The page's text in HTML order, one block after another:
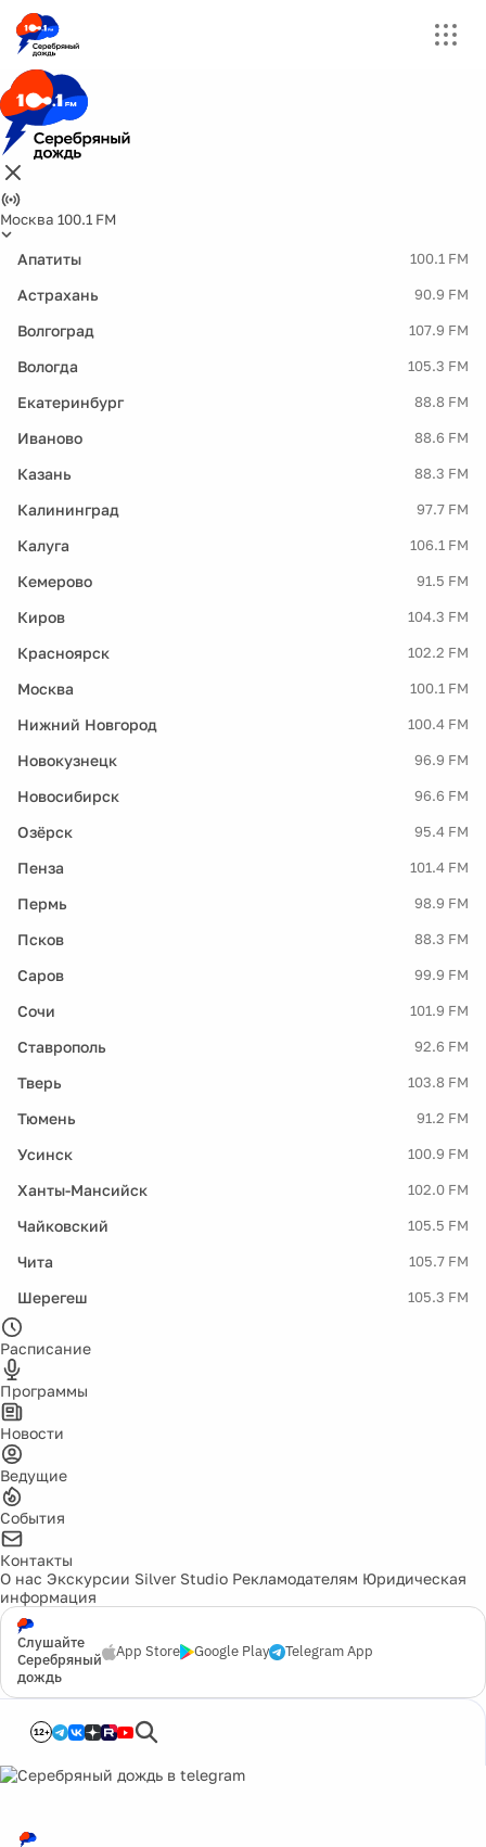
Москва 100.1 FM
Апатиты 100.1 FM
Астрахань 90.9 FM
Волгоград 107.9 FM
Вологда 105.3 FM
Екатеринбург 88.8 FM
Иваново 88.6 FM
Казань 88.3 FM
Калининград 97.7 FM
Калуга 106.1 FM
Кемерово 91.5 FM
Киров 104.3 FM
Красноярск 102.2 FM
Москва 100.1 FM
Нижний Новгород 100.4 FM
Новокузнецк 96.9 FM
Новосибирск 96.6 FM
Озёрск 95.4 FM
Пенза 101.4 FM
Пермь 98.9 FM
Псков 88.3 FM
Саров 99.9 FM
Сочи 101.9 FM
Ставрополь 92.6 FM
Тверь 103.8 FM
Тюмень 91.2 FM
Усинск 100.9 FM
Ханты-Мансийск 102.0 FM
Чайковский 105.5 FM
Чита 105.7 FM
Шерегеш 105.3 FM
Расписание
Программы
Новости
Ведущие
События
Контакты
О нас Экскурсии Silver Studio Рекламодателям Юридическая
информация
Слушайте
Серебряный
дождь
App Store Google Play Telegram App
12+